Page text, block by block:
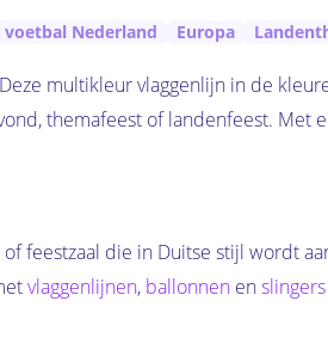
voetbal Nederland Europa
multikleur vlaggenlijn in de
themafeest of landenfeest. Met
feestzaal die in Duitse stijl wordt
vlaggenlijnen, ballonnen enslingers